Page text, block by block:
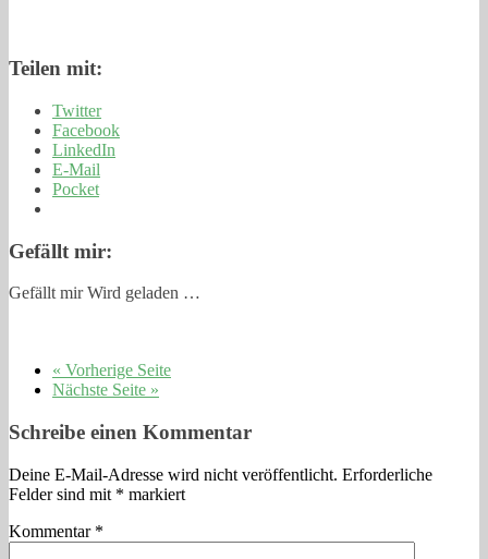
Teilen mit:
Twitter
Facebook
LinkedIn
E-Mail
Pocket
Gefällt mir:
Gefällt mir Wird geladen …
« Vorherige Seite
Nächste Seite »
Schreibe einen Kommentar
Deine E-Mail-Adresse wird nicht veröffentlicht. Erforderliche
Felder sind mit * markiert
Kommentar *